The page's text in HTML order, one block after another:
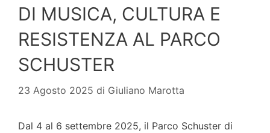
DI MUSICA, CULTURA E
RESISTENZA AL PARCO
SCHUSTER
23 Agosto 2025 di Giuliano Marotta
Dal 4 al 6 settembre 2025, il Parco Schuster di